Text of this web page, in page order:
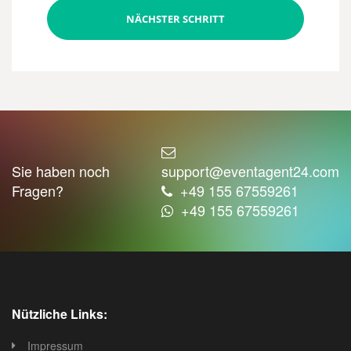
NÄCHSTER SCHRITT
Sie haben noch
Fragen?
support@eventagent24.com
+49 155 67559261
+49 155 67559261
Nützliche Links:
Impressum